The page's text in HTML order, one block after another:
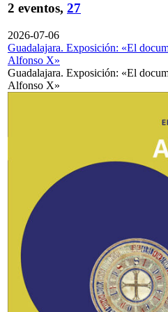
2 eventos, 27
2026-07-06
Guadalajara. Exposición: «El
Alfonso X»
Guadalajara. Exposición: «El
Alfonso X»